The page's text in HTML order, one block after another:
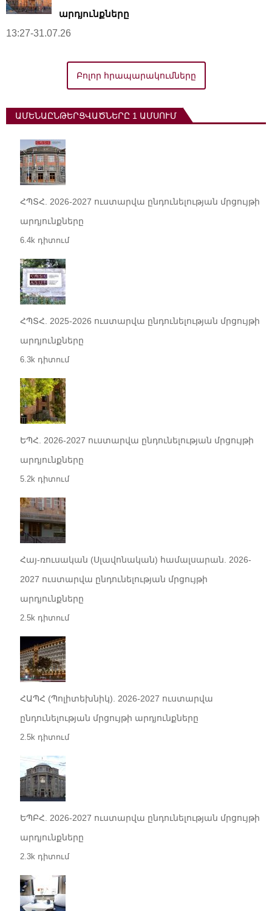
արդյունքները
13:27-31.07.26
Բոլոր հրապարակումները
ԱՄԵՆԱԸՆԹԵՐՑՎԱԾՆԵՐԸ 1 ԱՄՍՈՒՄ
ՀՊՏՀ. 2026-2027 ուստարվա ընդունելության մրցույթի
արդյունքները
6.4k դիտում
ՀՊՏՀ. 2025-2026 ուստարվա ընդունելության մրցույթի
արդյունքները
6.3k դիտում
ԵՊՀ. 2026-2027 ուստարվա ընդունելության մրցույթի
արդյունքները
5.2k դիտում
Հայ-ռուսական (Սլավոնական) համալսարան. 2026-
2027 ուստարվա ընդունելության մրցույթի
արդյունքները
2.5k դիտում
ՀԱՊՀ (Պոլիտեխնիկ). 2026-2027 ուստարվա
ընդունելության մրցույթի արդյունքները
2.5k դիտում
ԵՊԲՀ. 2026-2027 ուստարվա ընդունելության մրցույթի
արդյունքները
2.3k դիտում